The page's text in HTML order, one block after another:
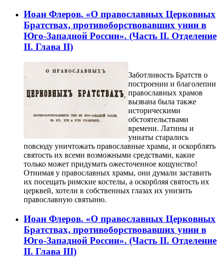
Иоан Флеров. «О православных Церковных
Братствах, противоборствовавших унии в
Юго-Западной России». (Часть II. Отделение
II. Глава II)
Заботливость Братств о
построении и благолепии
православных храмов
вызвана была также
историческими
обстоятельствами
времени. Латины и
униаты старались
повсюду уничтожать православные храмы, и оскорблять
святость их всеми возможными средствами, какие
только может придумать ожесточенное кощунство!
Отнимая у православных храмы, они думали заставить
их посещать римские костелы, а оскорбляя святость их
церквей, хотели в собственных глазах их унизить
православную святыню.
Иоан Флеров. «О православных Церковных
Братствах, противоборствовавших унии в
Юго-Западной России». (Часть II. Отделение
II. Глава III)